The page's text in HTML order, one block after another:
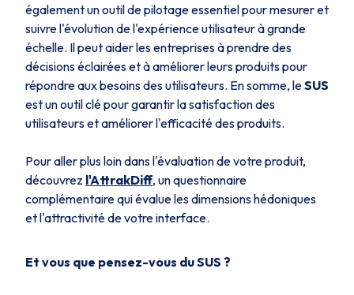
également un outil de pilotage essentiel pour mesurer et
suivre l'évolution de l'expérience utilisateur à grande
échelle. Il peut aider les entreprises à prendre des
décisions éclairées et à améliorer leurs produits pour
répondre aux besoins des utilisateurs. En somme, leSUS
est un outil clé pour garantir la satisfaction des
utilisateurs et améliorer l'efficacité des produits.
Pour aller plus loin dans l'évaluation de votre produit,
découvrez l'AttrakDiff, un questionnaire
complémentaire qui évalue les dimensions hédoniques
et l'attractivité de votre interface.
Et vous que pensez-vous du SUS ?